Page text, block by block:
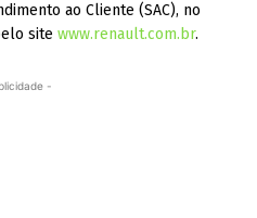
ao Cliente (SAC), no
sitewww.renault.com.br.
-